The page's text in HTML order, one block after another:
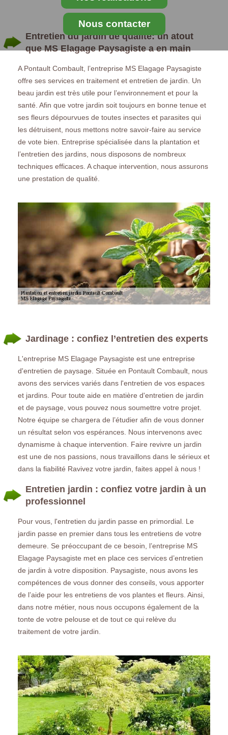
Nous contacter
Entretien du jardin de qualité: un atout
que MS Elagage Paysagiste a en main
A Pontault Combault, l’entreprise MS Elagage Paysagiste
offre ses services en traitement et entretien de jardin. Un
beau jardin est très utile pour l’environnement et pour la
santé. Afin que votre jardin soit toujours en bonne tenue et
ses fleurs dépourvues de toutes insectes et parasites qui
les détruisent, nous mettons notre savoir-faire au service
de vote bien. Entreprise spécialisée dans la plantation et
l’entretien des jardins, nous disposons de nombreux
techniques efficaces. A chaque intervention, nous assurons
une prestation de qualité.
Jardinage : confiez l’entretien des experts
L'entreprise MS Elagage Paysagiste est une entreprise
d'entretien de paysage. Située en Pontault Combault, nous
avons des services variés dans l'entretien de vos espaces
et jardins. Pour toute aide en matière d'entretien de jardin
et de paysage, vous pouvez nous soumettre votre projet.
Notre équipe se chargera de l’étudier afin de vous donner
un résultat selon vos espérances. Nous intervenons avec
dynamisme à chaque intervention. Faire revivre un jardin
est une de nos passions, nous travaillons dans le sérieux et
dans la fiabilité Ravivez votre jardin, faites appel à nous !
Entretien jardin : confiez votre jardin à un
professionnel
Pour vous, l'entretien du jardin passe en primordial. Le
jardin passe en premier dans tous les entretiens de votre
demeure. Se préoccupant de ce besoin, l’entreprise MS
Elagage Paysagiste met en place ces services d’entretien
de jardin à votre disposition. Paysagiste, nous avons les
compétences de vous donner des conseils, vous apporter
de l’aide pour les entretiens de vos plantes et fleurs. Ainsi,
dans notre métier, nous nous occupons également de la
tonte de votre pelouse et de tout ce qui relève du
traitement de votre jardin.